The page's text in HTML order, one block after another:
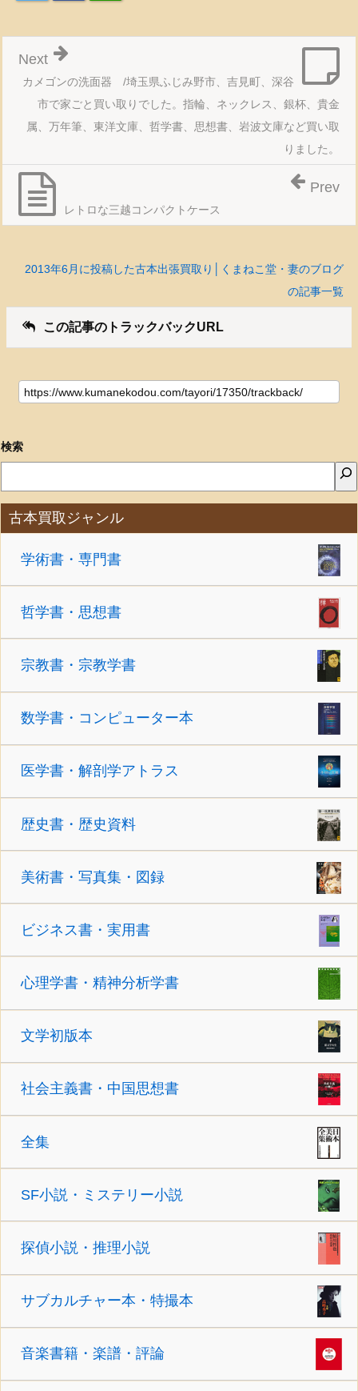
カメゴンの洗面器 /埼玉県ふじみ野市、吉見町、深谷
市で家ごと買い取りでした。指輪、ネックレス、銀杯、貴金
属、万年筆、東洋文庫、哲学書、思想書、岩波文庫など買い取
りました。
Next
レトロな三越コンパクトケース
Prev
2013年6月に投稿した古本出張買取り│くまねこ堂・妻のブログ
の記事一覧
この記事のトラックバックURL
検索
古本買取ジャンル
学術書・専門書
哲学書・思想書
宗教書・宗教学書
数学書・コンピューター本
医学書・解剖学アトラス
歴史書・歴史資料
美術書・写真集・図録
ビジネス書・実用書
心理学書・精神分析学書
文学初版本
社会主義書・中国思想書
全集
SF小説・ミステリー小説
探偵小説・推理小説
サブカルチャー本・特撮本
音楽書籍・楽譜・評論